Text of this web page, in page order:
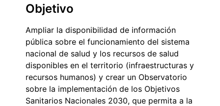
Objetivo
Ampliar la disponibilidad de información
pública sobre el funcionamiento del sistema
nacional de salud y los recursos de salud
disponibles en el territorio (infraestructuras y
recursos humanos) y crear un Observatorio
sobre la implementación de los Objetivos
Sanitarios Nacionales 2030, que permita a la